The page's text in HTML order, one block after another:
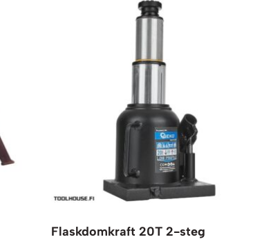
Flaskdomkraft 20T 2-steg